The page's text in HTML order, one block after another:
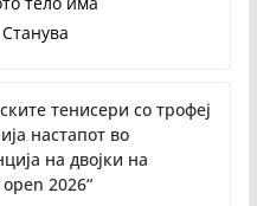
тенисери со трофеј
настапот во
на двојки на
2026“